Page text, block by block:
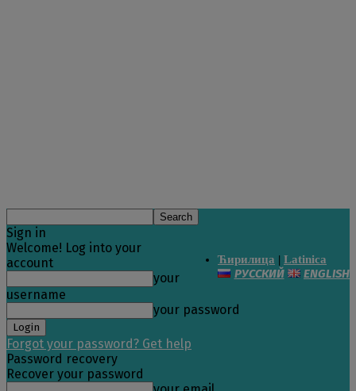
Ћирилица | Latinica
РУССКИЙ ENGLISH
Sign in
Welcome! Log into your
account
your
username
your password
Forgot your password? Get help
Password recovery
Recover your password